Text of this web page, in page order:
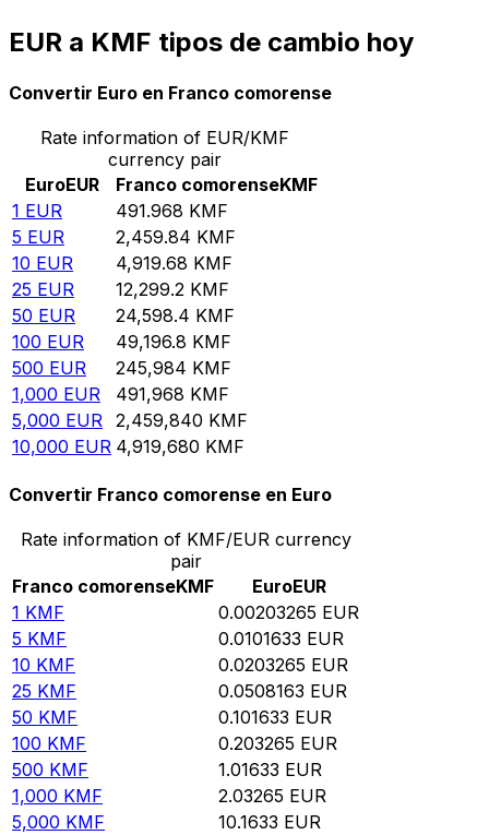
EUR a KMF tipos de cambio hoy
Convertir Euro en Franco comorense
Rate information of EUR/KMF
currency pair
EuroEUR Franco comorenseKMF
1 EUR 491.968 KMF
5 EUR 2,459.84 KMF
10 EUR 4,919.68 KMF
25 EUR 12,299.2 KMF
50 EUR 24,598.4 KMF
100 EUR 49,196.8 KMF
500 EUR 245,984 KMF
1,000 EUR 491,968 KMF
5,000 EUR 2,459,840 KMF
10,000 EUR 4,919,680 KMF
Convertir Franco comorense en Euro
Rate information of KMF/EUR currency
pair
Franco comorenseKMF EuroEUR
1 KMF 0.00203265 EUR
5 KMF 0.0101633 EUR
10 KMF 0.0203265 EUR
25 KMF 0.0508163 EUR
50 KMF 0.101633 EUR
100 KMF 0.203265 EUR
500 KMF 1.01633 EUR
1,000 KMF 2.03265 EUR
5,000 KMF 10.1633 EUR